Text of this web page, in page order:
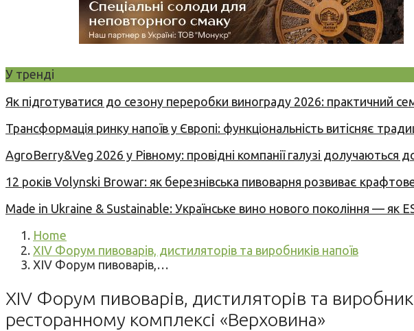
У тренді
Як підготуватися до сезону переробки винограду 2026: практичний
Трансформація ринку напоїв у Європі: функціональність витісняє
AgroBerry&Veg 2026 у Рівному: провідні компанії галузі долучаються
12 років Volynski Browar: як березнівська пивоварня розвиває
Made in Ukraine & Sustainable: Українське вино нового покоління —
Home
XIV Форум пивоварів, дистиляторів та виробників напоїв
XIV Форум пивоварів,…
XIV Форум пивоварів, дистиляторів та
ресторанному комплексі «Верховина»